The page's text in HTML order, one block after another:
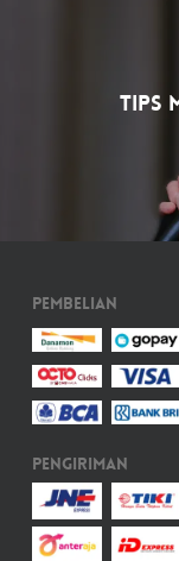
Tips
Pembelian
Pengiriman